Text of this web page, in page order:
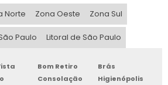
Norte Zona Oeste Zona Sul
Paulo Litoral de São Paulo
Bom Retiro
Brás
Consolação
Higienópolis